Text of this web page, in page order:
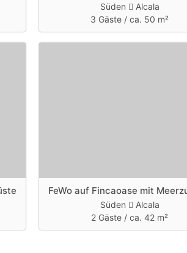
Süden
Alcala
3 Gäste /ca. 50 m²
FeWo auf Fincaoase mit
Süden
Alcala
2 Gäste /ca. 42 m²